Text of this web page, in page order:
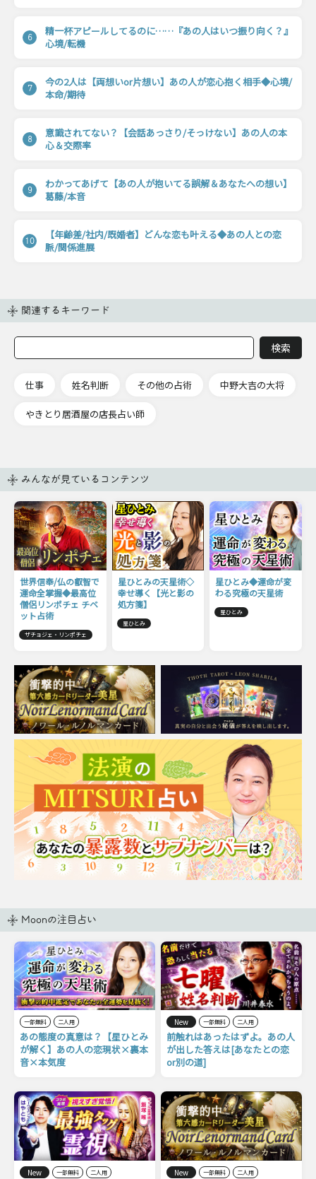
6
精一杯アピールしてるのに……『あの人はいつ振り向く？』
心境/転機
7
今の2人は【両想いor片想い】あの人が恋心抱く相手◆心境/
本命/期待
8
意識されてない？【会話あっさり/そっけない】あの人の本
心＆交際率
9
わかってあげて【あの人が抱いてる誤解＆あなたへの想い】
葛藤/本音
10
【年齢差/社内/既婚者】どんな恋も叶える◆あの人との恋
脈/関係進展
関連するキーワード
仕事 姓名判断 その他の占術 中野大吉の大将
やきとり居酒屋の店長占い師
みんなが見ているコンテンツ
世界信奉/仏の叡智で
運命全掌握◆最高位
僧侶リンポチェ チベ
ット占術
ザチョジェ・リンポチェ
星ひとみの天星術◇
幸せ導く【光と影の
処方箋】
星ひとみ
星ひとみ◆運命が変
わる究極の天星術
星ひとみ
Moonの注目占い
一部無料 二人用
あの態度の真意は？【星ひとみ
が解く】あの人の恋現状×裏本
音×本気度
New 一部無料 二人用
前触れはあったはずよ。あの人
が出した答えは[あなたとの恋
or別の道]
New 一部無料 二人用 New 一部無料 二人用